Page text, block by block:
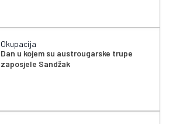
Okupacija
Dan u kojem su austrougarske trupe
zaposjele Sandžak